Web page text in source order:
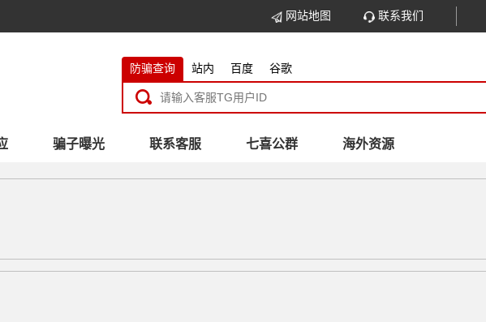
联系我们
网站地图
防骗查询 站内 百度 谷歌
骗子曝光 联系客服 七喜公群 海外资源